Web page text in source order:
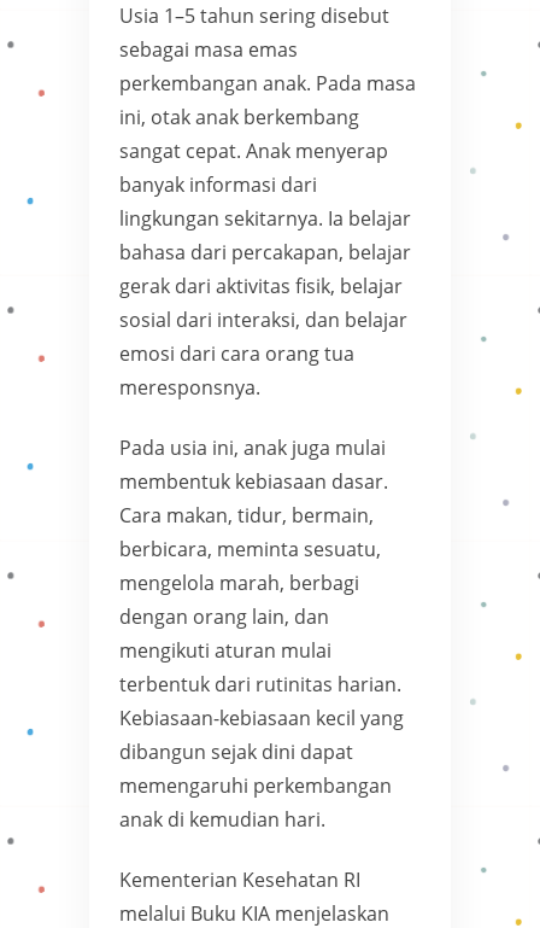
Usia 1–5 tahun sering disebut
sebagai masa emas
perkembangan anak. Pada masa
ini, otak anak berkembang
sangat cepat. Anak menyerap
banyak informasi dari
lingkungan sekitarnya. Ia belajar
bahasa dari percakapan, belajar
gerak dari aktivitas fisik, belajar
sosial dari interaksi, dan belajar
emosi dari cara orang tua
meresponsnya.
Pada usia ini, anak juga mulai
membentuk kebiasaan dasar.
Cara makan, tidur, bermain,
berbicara, meminta sesuatu,
mengelola marah, berbagi
dengan orang lain, dan
mengikuti aturan mulai
terbentuk dari rutinitas harian.
Kebiasaan-kebiasaan kecil yang
dibangun sejak dini dapat
memengaruhi perkembangan
anak di kemudian hari.
Kementerian Kesehatan RI
melalui Buku KIA menjelaskan